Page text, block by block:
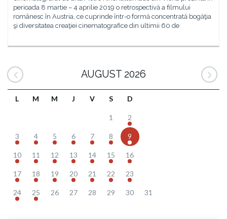
perioada 8 martie – 4 aprilie 2019 o retrospectivă a filmului
românesc în Austria, ce cuprinde într-o formă concentrată bogăţia
şi diversitatea creaţiei cinematografice din ultimii 60 de
AUGUST 2026
L M M J V S D
1 2
3 4 5 6 7 8 9
10 11 12 13 14 15 16
17 18 19 20 21 22 23
24 25 26 27 28 29 30 31